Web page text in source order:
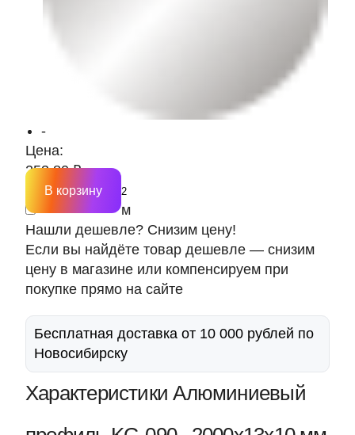
-
Цена:
253.80 ₽
м
В корзину
Нашли дешевле? Снизим цену!
Если вы найдёте товар дешевле — снизим
цену в магазине или компенсируем при
покупке прямо на сайте
Бесплатная доставка от 10 000 рублей по
Новосибирску
Характеристики Алюминиевый